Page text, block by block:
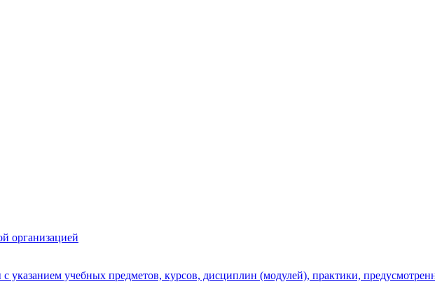
организацией
указанием учебных предметов, курсов, дисциплин (модулей), практики,